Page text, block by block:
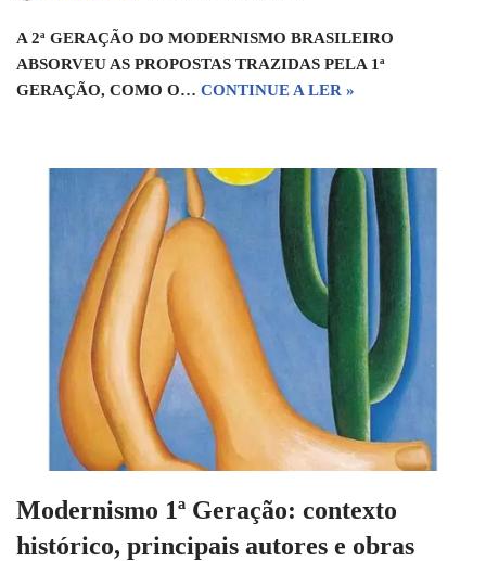
A 2ª GERAÇÃO DO MODERNISMO BRASILEIRO
ABSORVEU AS PROPOSTAS TRAZIDAS PELA 1ª
GERAÇÃO, COMO O… CONTINUE A LER »
Modernismo 1ª Geração: contexto
histórico, principais autores e obras